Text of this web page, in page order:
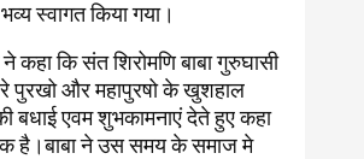
स्वागत किया गया।
कहा कि संत शिरोमणि बाबा गुरुघासी
पुरखो और महापुरषो के खुशहाल
बधाई एवम शुभकामनाएं देते हुए कहा
है।बाबा ने उस समय के समाज मे